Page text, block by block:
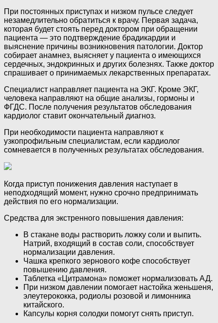
При постоянных приступах и низком пульсе следует
незамедлительно обратиться к врачу. Первая задача,
которая будет стоять перед доктором при обращении
пациента — это подтверждение брадикардии и
выяснение причины возникновения патологии. Доктор
собирает анамнез, выясняет у пациента о имеющихся
сердечных, эндокринных и других болезнях. Также доктор
спрашивает о принимаемых лекарственных препаратах.
Специалист направляет пациента на ЭКГ. Кроме ЭКГ,
человека направляют на общие анализы, гормоны и
ФГДС. После получения результатов обследования
кардиолог ставит окончательный диагноз.
При необходимости пациента направляют к
узкопрофильным специалистам, если кардиолог
сомневается в полученных результатах обследования.
Когда приступ понижения давления наступает в
неподходящий момент, нужно срочно предпринимать
действия по его нормализации.
Средства для экстренного повышения давления:
В стакане воды растворить ложку соли и выпить.
Натрий, входящий в состав соли, способствует
нормализации давления.
Чашка крепкого зернового кофе способствует
повышению давления.
Таблетка «Цитрамона» поможет нормализовать АД.
При низком давлении помогает настойка женьшеня,
элеутерококка, родиолы розовой и лимонника
китайского.
Капсулы корня солодки помогут снять приступ.